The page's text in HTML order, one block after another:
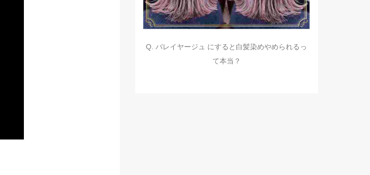
Q. バレイヤージュ にすると白髪染めやめられるっ
て本当？